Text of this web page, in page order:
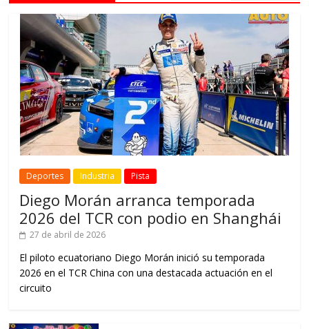
Deportes Industria Pista
Diego Morán arranca temporada
2026 del TCR con podio en Shanghái
27 de abril de 2026
El piloto ecuatoriano Diego Morán inició su temporada
2026 en el TCR China con una destacada actuación en el
circuito